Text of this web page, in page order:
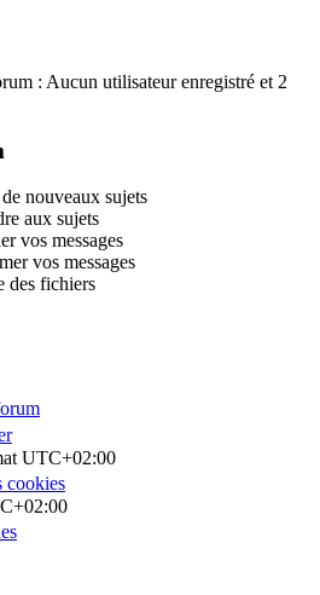
: Aucun utilisateur enregistré et 2
nouveaux sujets
aux sujets
vos messages
vos messages
des fichiers
UTC+02:00
cookies